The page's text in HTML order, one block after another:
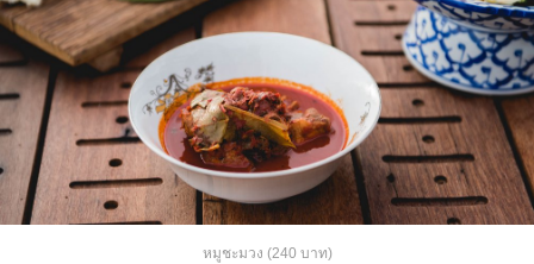
หมูชะมวง (240 บาท)